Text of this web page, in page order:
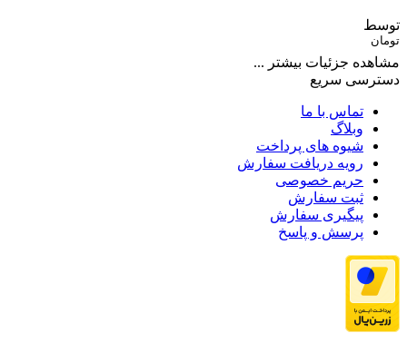
توسط
تومان
مشاهده جزئیات بیشتر ...
دسترسی سریع
تماس با ما
وبلاگ
شیوه های پرداخت
رویه دریافت سفارش
حریم خصوصی
ثبت سفارش
پیگیری سفارش
پرسش و پاسخ